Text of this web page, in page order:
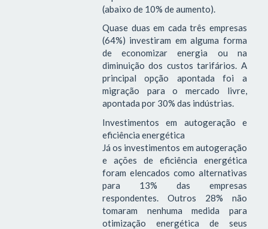
(abaixo de 10% de aumento).
Quase duas em cada três empresas
(64%) investiram em alguma forma
de economizar energia ou na
diminuição dos custos tarifários. A
principal opção apontada foi a
migração para o mercado livre,
apontada por 30% das indústrias.
Investimentos em autogeração e
eficiência energética
Já os investimentos em autogeração
e ações de eficiência energética
foram elencados como alternativas
para 13% das empresas
respondentes. Outros 28% não
tomaram nenhuma medida para
otimização energética de seus